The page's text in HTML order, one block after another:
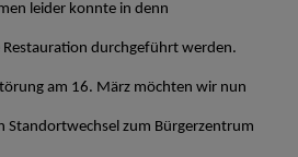
leider konnte in denn
Restauration durchgeführt werden.
am 16. März möchten wir nun
Standortwechsel zum Bürgerzentrum